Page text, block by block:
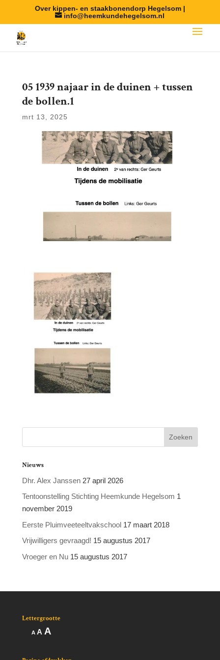
Over kippen- en staakbonendorp Hegelsom |
info@heemkundehegelsom.nl
05 1939 najaar in de duinen + tussen
de bollen.1
mrt 13, 2025
Nieuws
Dhr. Alex Janssen 27 april 2026
Tentoonstelling Stichting Heemkunde Hegelsom 1
november 2019
Eerste Pluimveeteeltvakschool 17 maart 2018
Vrijwilligers gevraagd! 15 augustus 2017
Vroeger en Nu 15 augustus 2017
Lettergrootte
A Lettertype
ALettertype
ALettertype
grootte